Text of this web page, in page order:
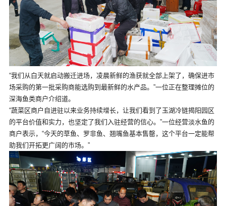
“我们从白天就启动搬迁进场，凌晨新鲜的渔获就全部上架了，确保进市
场采购的第一批采购商能选购到最新鲜的水产品。”一位正在整理摊位的
深海鱼类商户介绍道。
“蔬菜区商户自进驻以来业务持续增长，让我们看到了玉湖冷链揭阳园区
的平台价值和实力，也坚定了我们入驻经营的信心。”一位经营淡水鱼的
商户表示，“今天的草鱼、罗非鱼、翘嘴鱼基本售罄，这个平台一定能帮
助我们开拓更广阔的市场。”